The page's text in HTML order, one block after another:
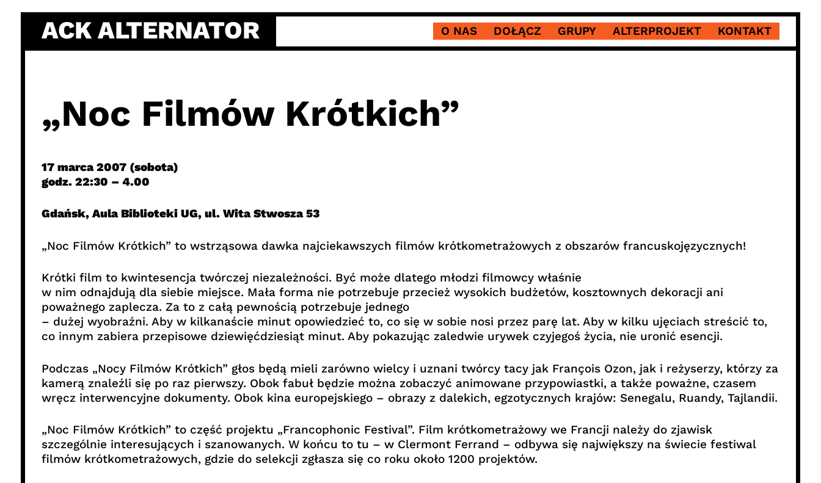
content
ACK ALTERNATOR O NAS DOŁĄCZ GRUPY ALTERPROJEKT KONTAKT
„Noc Filmów Krótkich”
17 marca 2007 (sobota)
godz. 22:30 – 4.00
Gdańsk, Aula Biblioteki UG, ul. Wita Stwosza 53
„Noc Filmów Krótkich” to wstrząsowa dawka najciekawszych filmów krótkometrażowych z obszarów francuskojęzycznych!
Krótki film to kwintesencja twórczej niezależności. Być może dlatego młodzi filmowcy właśnie
w nim odnajdują dla siebie miejsce. Mała forma nie potrzebuje przecież wysokich budżetów, kosztownych dekoracji ani
poważnego zaplecza. Za to z całą pewnością potrzebuje jednego
– dużej wyobraźni. Aby w kilkanaście minut opowiedzieć to, co się w sobie nosi przez parę lat. Aby w kilku ujęciach streścić to,
co innym zabiera przepisowe dziewięćdziesiąt minut. Aby pokazując zaledwie urywek czyjegoś życia, nie uronić esencji.
Podczas „Nocy Filmów Krótkich” głos będą mieli zarówno wielcy i uznani twórcy tacy jak François Ozon, jak i reżyserzy, którzy za
kamerą znaleźli się po raz pierwszy. Obok fabuł będzie można zobaczyć animowane przypowiastki, a także poważne, czasem
wręcz interwencyjne dokumenty. Obok kina europejskiego – obrazy z dalekich, egzotycznych krajów: Senegalu, Ruandy, Tajlandii.
„Noc Filmów Krótkich” to część projektu „Francophonic Festival”. Film krótkometrażowy we Francji należy do zjawisk
szczególnie interesujących i szanowanych. W końcu to tu – w Clermont Ferrand – odbywa się największy na świecie festiwal
filmów krótkometrażowych, gdzie do selekcji zgłasza się co roku około 1200 projektów.